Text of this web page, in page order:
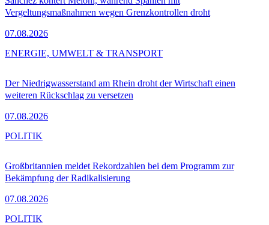
Vergeltungsmaßnahmen wegen Grenzkontrollen droht
07.08.2026
Der Niedrigwasserstand am Rhein droht der Wirtschaft einen
weiteren Rückschlag zu versetzen
07.08.2026
ENERGIE, UMWELT & TRANSPORT
Großbritannien meldet Rekordzahlen bei dem Programm zur
Bekämpfung der Radikalisierung
07.08.2026
POLITIK
POLITIK